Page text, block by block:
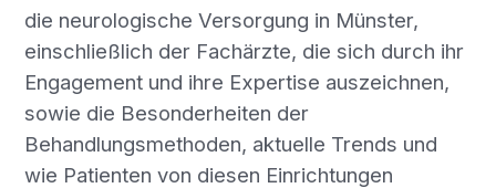
die neurologische Versorgung in Münster,
einschließlich der Fachärzte, die sich durch ihr
Engagement und ihre Expertise auszeichnen,
sowie die Besonderheiten der
Behandlungsmethoden, aktuelle Trends und
wie Patienten von diesen Einrichtungen